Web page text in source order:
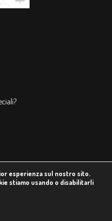
esperienza sul nostro sito.
stiamo usando o disabilitarli